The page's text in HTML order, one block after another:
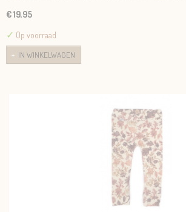
€ 19,95
✓ Op voorraad
IN WINKELWAGEN